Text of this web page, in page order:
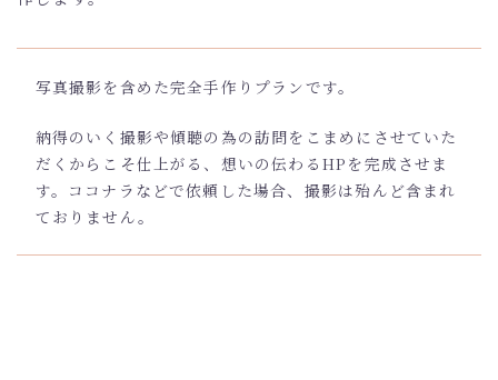
写真撮影を含めた完全手作りプランです。
納得のいく撮影や傾聴の為の訪問をこまめにさせていた
だくからこそ仕上がる、想いの伝わるHPを完成させま
す。ココナラなどで依頼した場合、撮影は殆んど含まれ
ておりません。